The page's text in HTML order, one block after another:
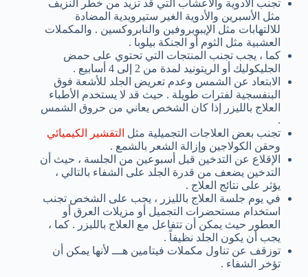
تجنب الأدوية والأعشاب التي قد تزيد من خطر النزيف
مثل الأسبرين والأدوية الغير ستيرويدية المضادة
للالتهابات مثل الإيبوبروفين والنابروكسين . والمكملات
العشبية مثل الثوم أو الجنكة بيلوبا .
كما ، يجب تجنب المنتجات التي تحتوي على حمض
الجليكوليك أو الريتونيد لمدة من 2 إلى 4 أسابيع .
الابتعاد عن الشمس وعدم تعريض الجلد للأشعة فوق
البنفسجية لفترات طويلة . حيث قد لا يستخدم الأطباء
العلاج بالليزر إذا كان الشخص يعاني من حروق الشمس
.
تجنب بعض العلاجات التجميلية مثل التقشير الكيميائي
وحقن الكولاجين وإزالة الشعر بالشمع .
الإقلاع عن التدخين قبل أسبوعين من الجلسة ، حيث أن
التدخين يضعف من قدرة الجلد على الشفاء بالتالي ،
يؤثر على نتائج العلاج .
في يوم جلسة العلاج بالليزر ، يجب على الشخص تجنب
استخدام مستحضرات التجميل أو مزيلات العرق أو
العطور حيث يمكن أن تتفاعل مع العلاج بالليزر . كما ،
يجب أن يكون الجلد نظيفاً .
توزقف عن تناول مكملات فيتامين هـــ لأنها يمكن أن
تؤخر الشفاء .